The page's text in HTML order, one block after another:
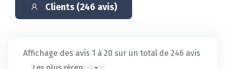
Clients (246 avis)
Affichage des avis 1 à 20 sur un total de 246 avis